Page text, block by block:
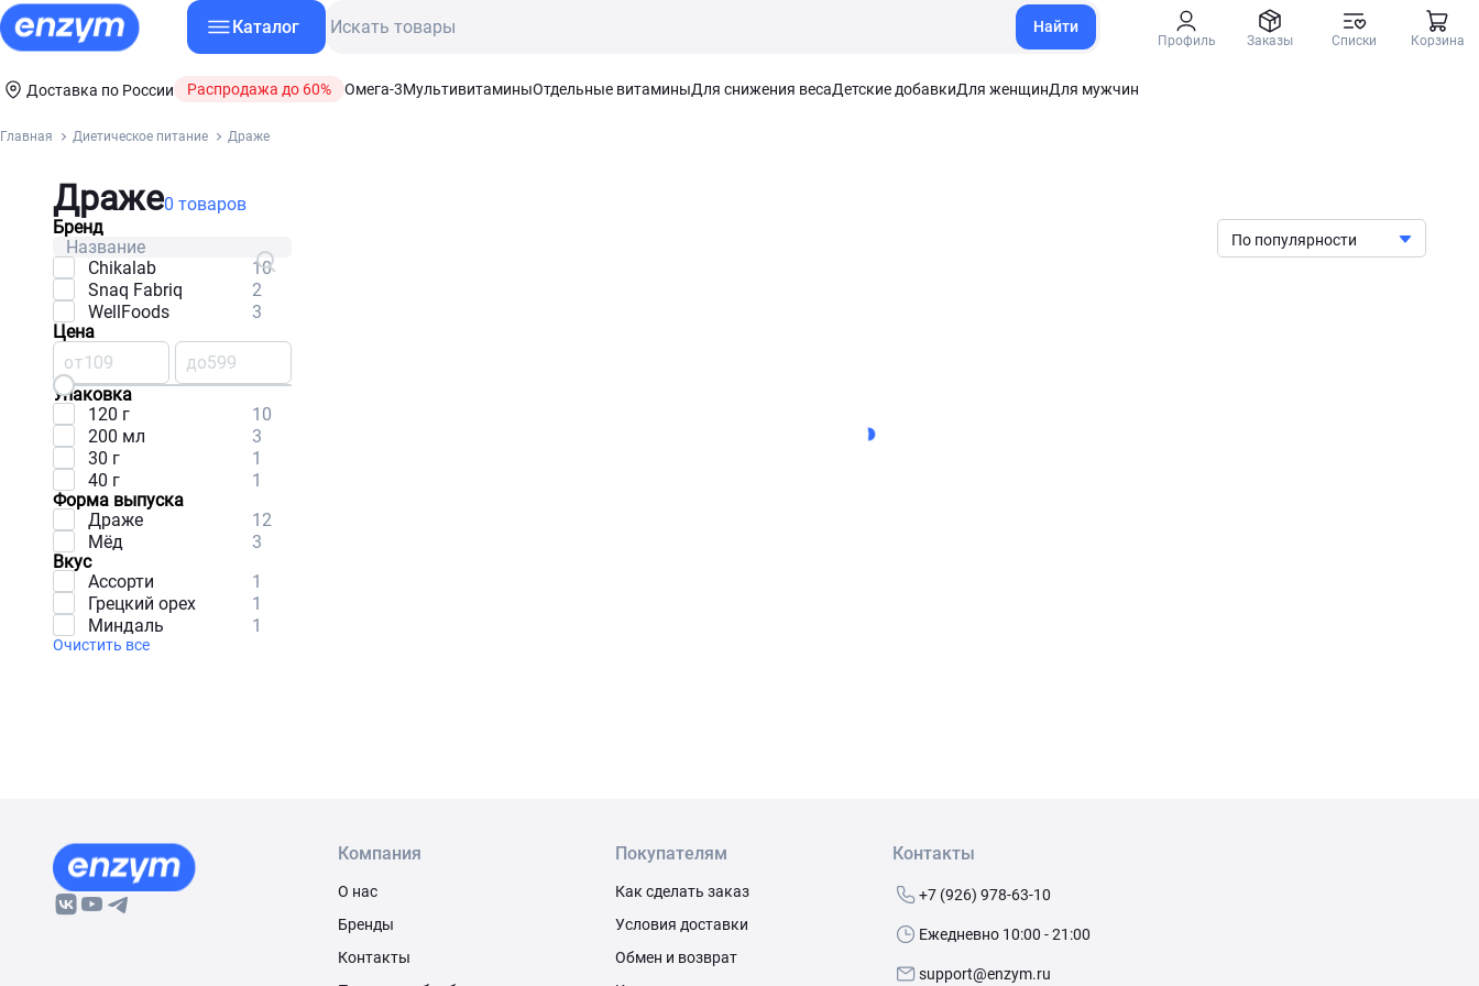
Каталог Найти
Профиль Заказы Списки Корзина
Доставка по России Распродажа до 60% Омега-3МультивитаминыОтдельные витаминыДля снижения весаДетские добавкиДля женщинДля мужчин
Главная Диетическое питание Драже
Драже0 товаров
Бренд
Chikalab
10
Snaq Fabriq
2
WellFoods
3
Цена
от
до
Упаковка
120 г
10
200 мл
3
30 г
1
40 г
1
Форма выпуска
Драже
12
Мёд
3
Вкус
Ассорти
1
Грецкий орех
1
Миндаль
1
Очистить все
По популярности
Компания
О нас
Бренды
Контакты
Покупателям
Как сделать заказ
Условия доставки
Обмен и возврат
Контакты
+7 (926) 978-63-10
Ежедневно 10:00 - 21:00
support@enzym.ru